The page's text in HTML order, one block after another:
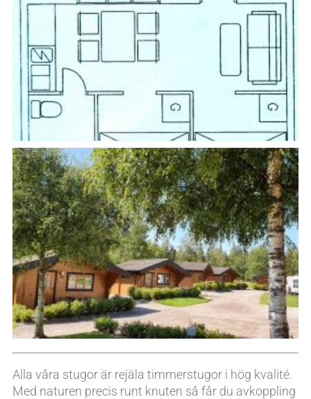
Alla våra stugor är rejäla timmerstugor i hög kvalité.
Med naturen precis runt knuten så får du avkoppling